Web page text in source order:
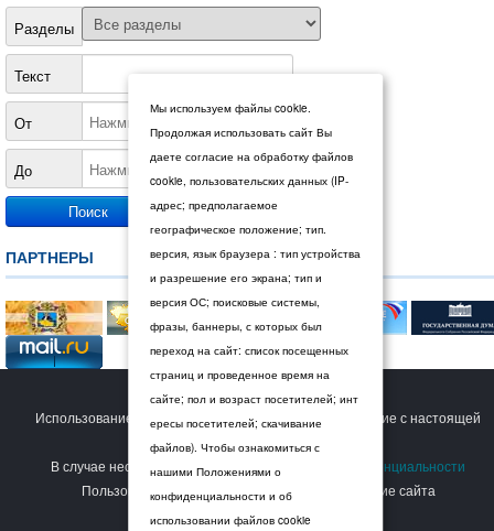
Разделы
Текст
От
До
ПАРТНЕРЫ
© 2026 Дума Ставропольского края.
Использование сайта Пользователем означает согласие с настоящей
Политикой конфиденциальности
В случае несогласия с условиями
Политики конфиденциальности
Пользователь должен прекратить использование сайта
Мы используем файлы cookie.
Продолжая использовать сайт Вы
даете согласие на обработку файлов
cookie, пользовательских данных (IP-
адрес; предполагаемое
географическое положение; тип.
версия, язык браузера : тип устройства
и разрешение его экрана; тип и
версия ОС; поисковые системы,
фразы, баннеры, с которых был
переход на сайт: список посещенных
страниц и проведенное время на
сайте; пол и возраст посетителей; инт
ересы посетителей; скачивание
файлов). Чтобы ознакомиться с
нашими Положениями о
конфиденциальности и об
использовании файлов cookie